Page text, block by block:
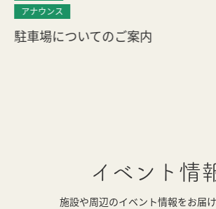
アナウンス
駐車場についてのご案内
イベント情
施設や周辺のイベント情報をお届け